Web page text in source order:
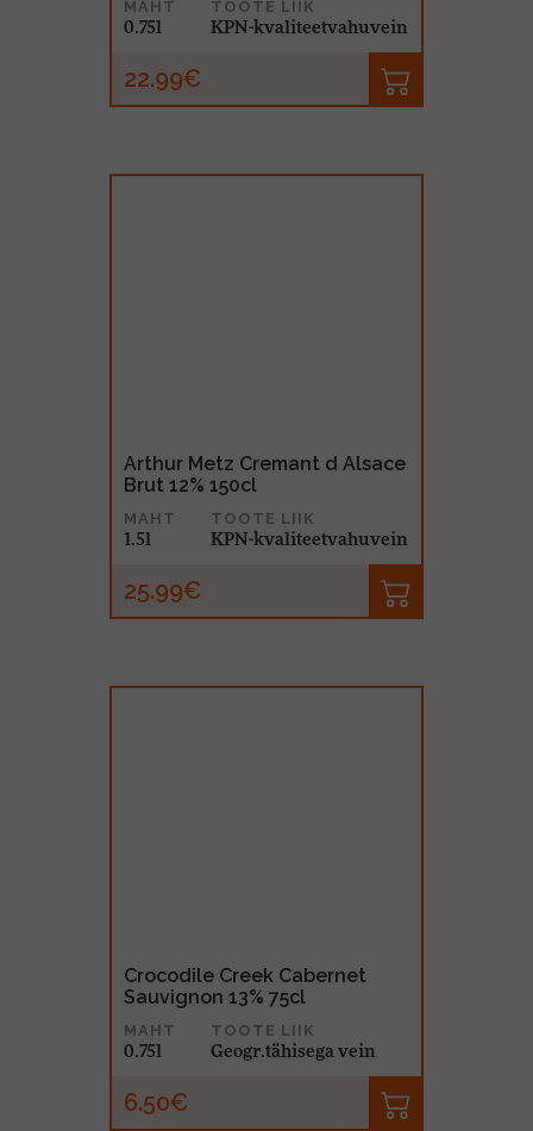
MAHT
0.75l
TOOTE LIIK
KPN-kvaliteetvahuvein
22.99€
Arthur Metz Cremant d Alsace
Brut 12% 150cl
MAHT
1.5l
TOOTE LIIK
KPN-kvaliteetvahuvein
25.99€
Crocodile Creek Cabernet
Sauvignon 13% 75cl
MAHT
0.75l
TOOTE LIIK
Geogr.tähisega vein
6.50€